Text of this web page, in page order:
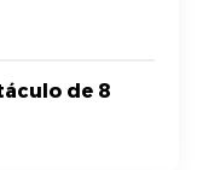
de 8